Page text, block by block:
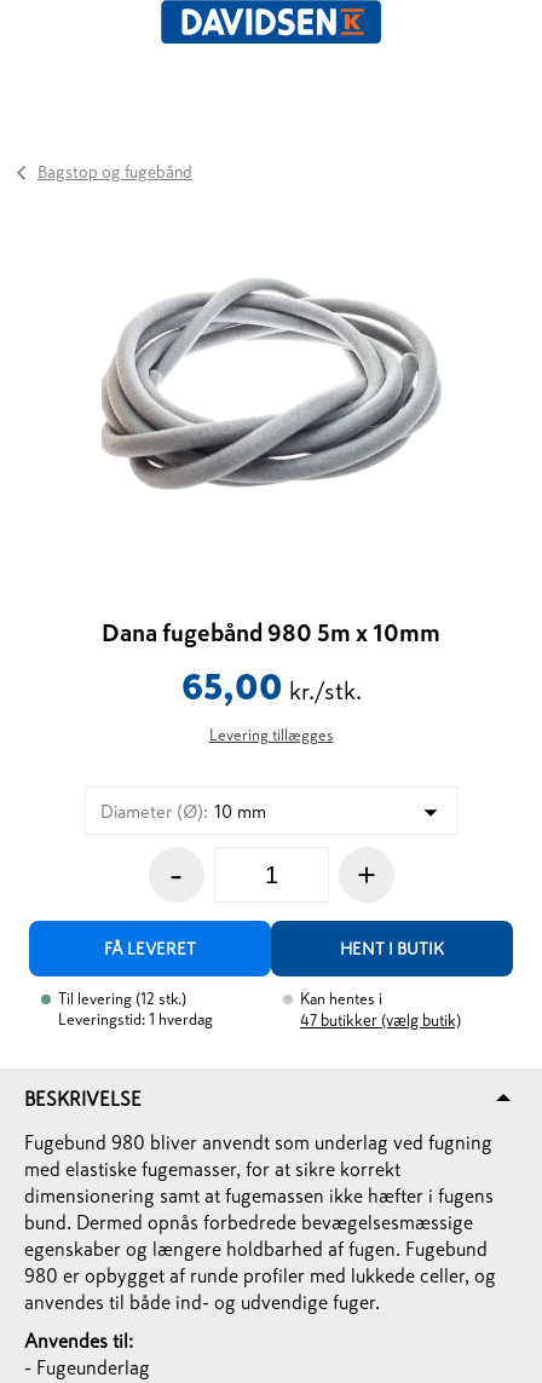
Bagstop og fugebånd
Dana fugebånd 980 5m x 10mm
65,00 kr./stk.
Levering tillægges
Diameter (Ø): 10 mm
- +
FÅ LEVERET HENT I BUTIK
Til levering (12 stk.)
Leveringstid: 1 hverdag
Kan hentes i
47 butikker (vælg butik)
BESKRIVELSE
Fugebund 980 bliver anvendt som underlag ved fugning
med elastiske fugemasser, for at sikre korrekt
dimensionering samt at fugemassen ikke hæfter i fugens
bund. Dermed opnås forbedrede bevægelsesmæssige
egenskaber og længere holdbarhed af fugen. Fugebund
980 er opbygget af runde profiler med lukkede celler, og
anvendes til både ind- og udvendige fuger.
Anvendes til:
- Fugeunderlag